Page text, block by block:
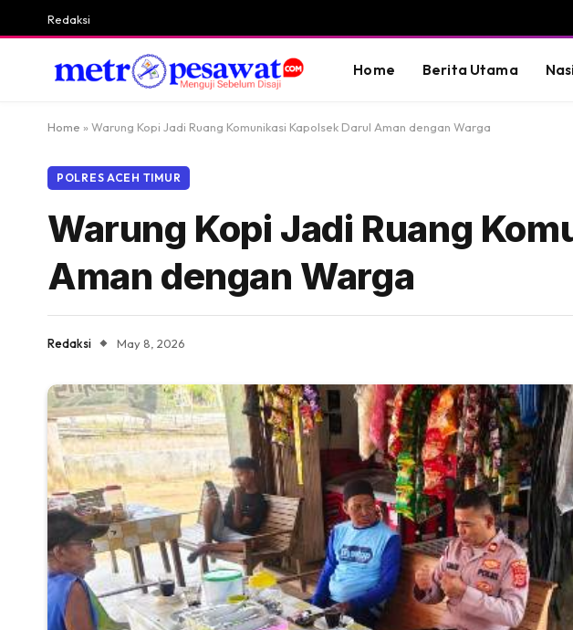
Redaksi
Home Berita Utama
Home » Warung Kopi Jadi Ruang Komunikasi Kapolsek Darul Aman dengan Warga
POLRES ACEH TIMUR
Warung Kopi Jadi Ruang
Aman dengan Warga
Redaksi May 8, 2026